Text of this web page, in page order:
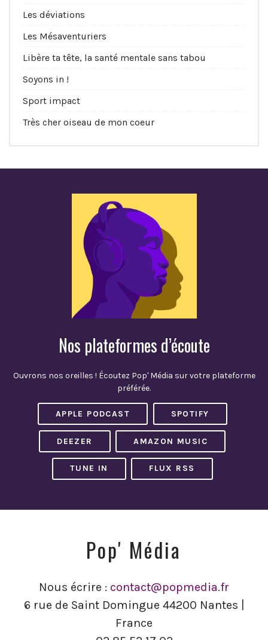
Les déviations
Les Mésaventuriers
Libère ta tête, la santé mentale sans tabou
Soyons in !
Sport impact
Très cher oiseau de mon coeur
Nos plateformes d’écoute
Ouvrons nos oreilles ! Écoutez Pop' Média sur votre plateforme
préférée.
APPLE PODCAST SPOTIFY
DEEZER AMAZON MUSIC
TUNE IN FLUX RSS
Pop' Média
Nous écrire : contact@popmedia.fr
6 rue de Saint Domingue 44200 Nantes |
France